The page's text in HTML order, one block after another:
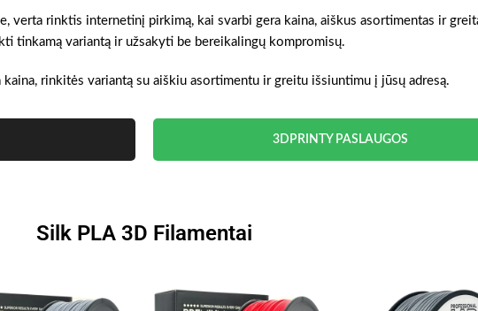
verta rinktis internetinį pirkimą, kai svarbi gera kaina, aiškus asortimentas ir
tinkamą variantą ir užsakyti be bereikalingų kompromisų.
rinkitės variantą su aiškiu asortimentu ir greitu išsiuntimu į jūsų adresą.
3DPRINTY PASLAUGOS
Silk PLA 3D Filamentai